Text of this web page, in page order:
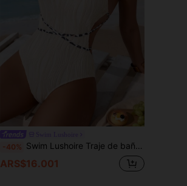
-40% Swim Lushoire Traje de baño de una pieza para mujer de verano, playa y vacaciones, color albaricoque, acanalado con estampado de leopardo
ARS$16.001